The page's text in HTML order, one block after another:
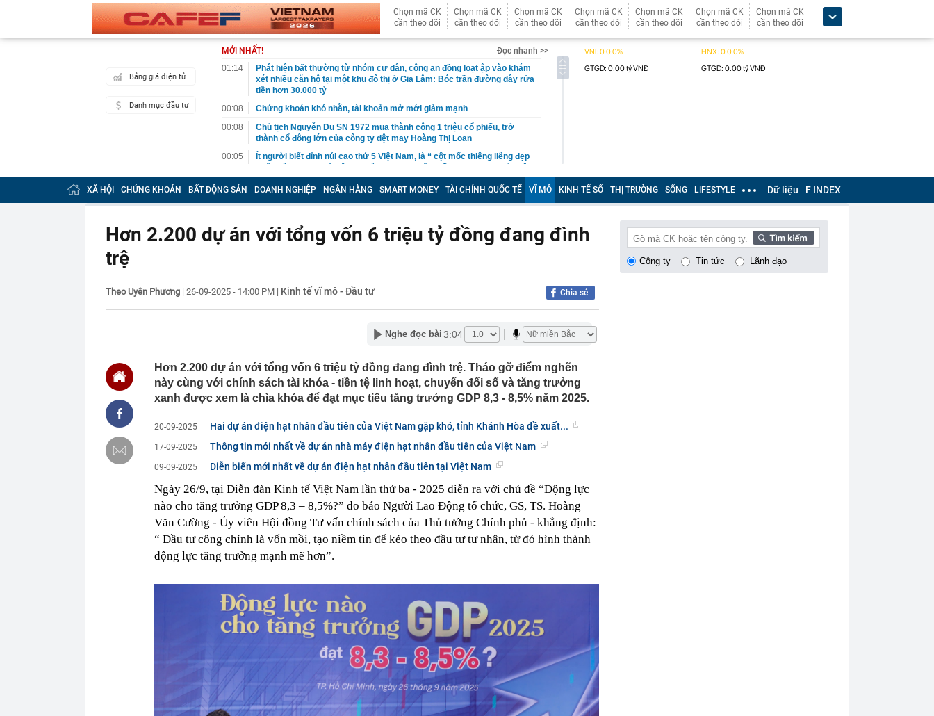
Chọn mã CK
cần theo dõi
Chọn mã CK
cần theo dõi
Chọn mã CK
cần theo dõi
Chọn mã CK
cần theo dõi
Chọn mã CK
cần theo dõi
Chọn mã CK
cần theo dõi
Chọn mã CK
cần theo dõi
Bảng giá điện tử
Danh mục đầu tư
MỚI NHẤT!
Đọc nhanh >>
01:14
Phát hiện bất thường từ nhóm cư dân, công an đồng loạt ập vào khám
xét nhiều căn hộ tại một khu đô thị ở Gia Lâm: Bóc trần đường dây rửa
tiền hơn 30.000 tỷ
00:08
Chứng khoán khó nhằn, tài khoản mở mới giảm mạnh
00:08
Chủ tịch Nguyễn Du SN 1972 mua thành công 1 triệu cổ phiếu, trở
thành cổ đông lớn của công ty dệt may Hoàng Thị Loan
00:05
Ít người biết đỉnh núi cao thứ 5 Việt Nam, là “ cột mốc thiêng liêng đẹp
trekking
Việt Nam có 1 hệ thống y khoa tư nhân sở hữu 14 bệnh viện, 2.900
giường bệnh, vừa được vinh danh "Hệ thống Y khoa tốt nhất Việt Nam
00:05
56 mã chứng khoán bị HoSE cắt margin trong tháng 8
Chứng khoán Vietcap dự phóng VN-Index có thể chạm mốc 1.885 điểm
ngay trong tháng 8
Nắm trong tay Điện Máy Xanh, Bách Hóa Xanh, An Khang, vốn hóa
00:01
Khám xét ngôi nhà cổ, phát hiện 'kho báu' gồm 1.000 đồng tiền vàng và
5 thỏi vàng giấu trong nhiều ngăn bí mật - giá trị hơn 18 tỷ đồng
23:28
4 dấu hiệu nhận biết ngôi nhà có phong thuỷ không thuận lợi
23:12
Quốc gia có lượng khách đến Việt Nam đông nhất 7 tháng đầu năm,
vượt Hàn Quốc và Nga, gấp gần 6 lần Ấn Độ
23:01
Người bán trái cây tiết lộ: Khách thường chọn quả to, người trong
nghề lại kiểm tra 5 chi tiết này trước
sao nhiều hơn ở nhà, bay hạng thương gia
22:34
Cụ bà 70 tuổi có xương trẻ khỏe như phụ nữ 30, bác sĩ kinh ngạc khi
biết bí quyết
22:34
Ngôi nhà chứa đựng tâm huyết của NSND Tự Long
22:31
Giá vàng vượt 4.300 USD/ounce, chuyên gia dự báo đỉnh mới
22:08
Lời khuyên cho những người không rút điện ấm siêu tốc trước khi ngủ
XÃ HỘI CHỨNG KHOÁN BẤT ĐỘNG SẢN DOANH NGHIỆP NGÂN HÀNG SMART MONEY TÀI CHÍNH QUỐC TẾ VĨ MÔ KINH TẾ SỐ THỊ TRƯỜNG SỐNG LIFESTYLE Dữ liệu F INDEX
Hơn 2.200 dự án với tổng vốn 6 triệu tỷ đồng đang đình
trệ
Theo Uyên Phương | 26-09-2025 - 14:00 PM | Kinh tế vĩ mô - Đầu tư Chia sẻ
Nghe đọc bài 3:04
Hơn 2.200 dự án với tổng vốn 6 triệu tỷ đồng đang đình trệ. Tháo gỡ điểm nghẽn
này cùng với chính sách tài khóa - tiền tệ linh hoạt, chuyển đổi số và tăng trưởng
xanh được xem là chìa khóa để đạt mục tiêu tăng trưởng GDP 8,3 - 8,5% năm 2025.
20-09-2025 Hai dự án điện hạt nhân đầu tiên của Việt Nam gặp khó, tỉnh Khánh Hòa đề xuất...
17-09-2025 Thông tin mới nhất về dự án nhà máy điện hạt nhân đầu tiên của Việt Nam
09-09-2025 Diễn biến mới nhất về dự án điện hạt nhân đầu tiên tại Việt Nam
Ngày 26/9, tại Diễn đàn Kinh tế Việt Nam lần thứ ba - 2025 diễn ra với chủ đề “Động lực
nào cho tăng trưởng GDP 8,3 – 8,5%?” do báo Người Lao Động tổ chức, GS, TS. Hoàng
Văn Cường - Ủy viên Hội đồng Tư vấn chính sách của Thủ tướng Chính phủ - khẳng định:
“ Đầu tư công chính là vốn mồi, tạo niềm tin để kéo theo đầu tư tư nhân, từ đó hình thành
động lực tăng trưởng mạnh mẽ hơn”.
Công ty Tin tức Lãnh đạo